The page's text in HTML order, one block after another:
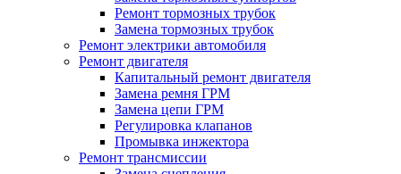
Ремонт тормозных трубок
Замена тормозных трубок
Ремонт электрики автомобиля
Ремонт двигателя
Капитальный ремонт двигателя
Замена ремня ГРМ
Замена цепи ГРМ
Регулировка клапанов
Промывка инжектора
Ремонт трансмиссии